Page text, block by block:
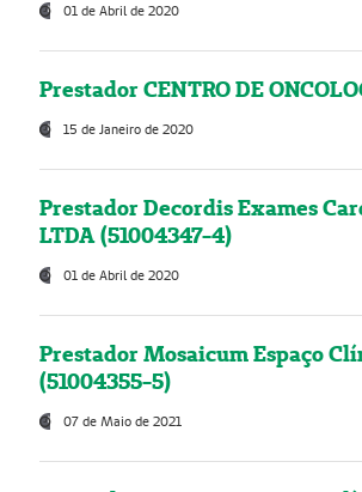
01 de Abril de 2020
Prestador CENTRO DE
15 de Janeiro de 2020
Prestador Decordis Exames
LTDA (51004347-4)
01 de Abril de 2020
Prestador Mosaicum Espaço
(51004355-5)
07 de Maio de 2021